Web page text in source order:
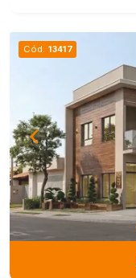
Cód. 13417